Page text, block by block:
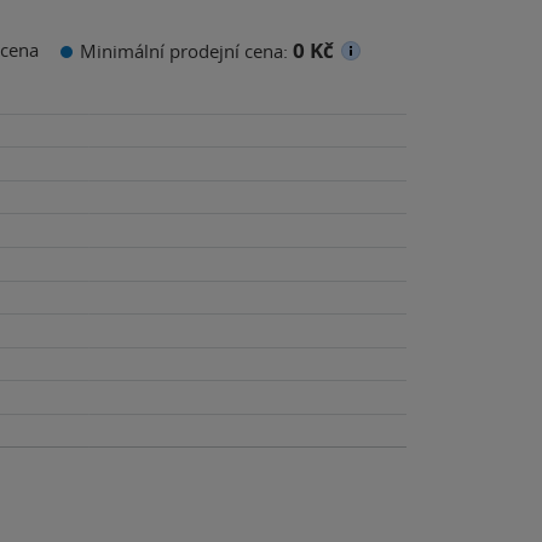
Minimální prodejní cena: 0 Kč